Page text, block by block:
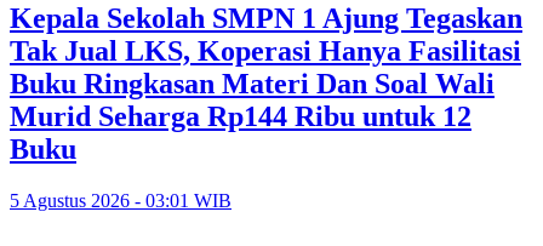
Kepala Sekolah SMPN 1 Ajung Tegaskan
Tak Jual LKS, Koperasi Hanya Fasilitasi
Buku Ringkasan Materi Dan Soal Wali
Murid Seharga Rp144 Ribu untuk 12
Buku
5 Agustus 2026 - 03:01 WIB